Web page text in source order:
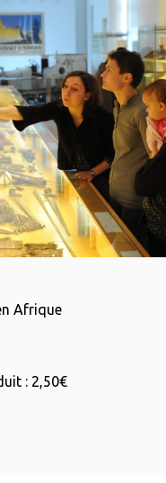
Afrique
: 2,50€